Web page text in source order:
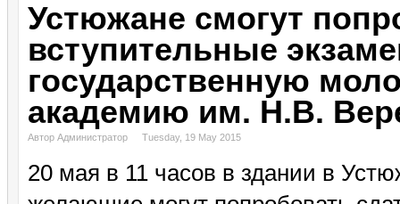
Устюжане смогут
вступительные
государственную
академию им. Н.В.
Автор Администратор Tuesday, 19 May 2015
20 мая в 11 часов в здании в